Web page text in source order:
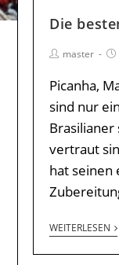
Die
master
Picanha,
sind nur
Brasilianer
vertraut
hat seinen
WEITERLESEN